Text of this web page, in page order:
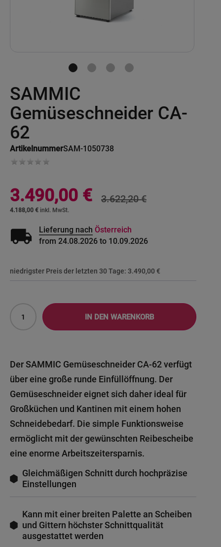
SAMMIC
Gemüseschneider CA-
62
ArtikelnummerSAM-1050738
to
the
beginning
of
images
gallery
Sonderangebot
4.188,00 €
3.490,00 € 3.622,20 €
local_shipping Lieferung nach Österreich
from 24.08.2026 to 10.09.2026
niedrigster Preis der letzten 30 Tage: 3.490,00 €
IN DEN WARENKORB
Der SAMMIC Gemüseschneider CA-62 verfügt
über eine große runde Einfüllöffnung. Der
Gemüseschneider eignet sich daher ideal für
Großküchen und Kantinen mit einem hohen
Schneidebedarf. Die simple Funktionsweise
ermöglicht mit der gewünschten Reibescheibe
eine enorme Arbeitszeitersparnis.
Gleichmäßigen Schnitt durch hochpräzise
Einstellungen
Kann mit einer breiten Palette an Scheiben
und Gittern höchster Schnittqualität
ausgestattet werden